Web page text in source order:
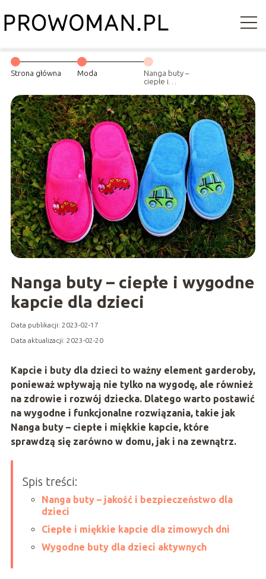
Strona główna Moda
Nanga buty –
ciepłe i
dla dzieci
Nanga buty – ciepłe i wygodne
kapcie dla dzieci
Data publikacji: 2023-02-17
Data aktualizacji: 2023-02-20
Kapcie i buty dla dzieci to ważny element garderoby,
ponieważ wpływają nie tylko na wygodę, ale również
na zdrowie i rozwój dziecka. Dlatego warto postawić
na wygodne i funkcjonalne rozwiązania, takie jak
Nanga buty – ciepłe i miękkie kapcie, które
sprawdzą się zarówno w domu, jak i na zewnątrz.
Spis treści:
Nanga buty – jakość i bezpieczeństwo dla
dzieci
Ciepłe i miękkie kapcie dla zimowych dni
Wygodne buty dla dzieci aktywnych